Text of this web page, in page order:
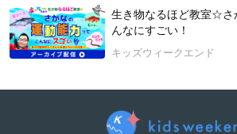
生き物なるほど教室☆さ
んなにすごい！
キッズウィークエンド